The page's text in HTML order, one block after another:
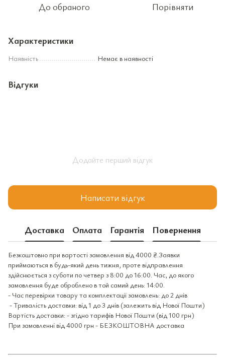
До обраного Порівняти
Характеристики
Наявність Немає в наявності
Відгуки
Додайте перший відгук
Написати відгук
Доставка Оплата Гарантія Повернення
Безкоштовно при вартості замовлення від 4000 ₴.Заявки
приймаються в будь-який день тижня, проте відправлення
здійснюється з суботи по четвер з 8:00 до 16:00. Час, до якого
замовлення буде оброблено в той самий день: 14:00.
- Час перевірки товару та комплектації замовлень: до 2 днів
- Тривалість доставки: від 1 до 3 днів (залежить від Нової Пошти)
Вартість доставки: - згідно тарифів Нової Пошти (від 100 грн)
При замовленні від 4000 грн - БЕЗКОШТОВНА доставка